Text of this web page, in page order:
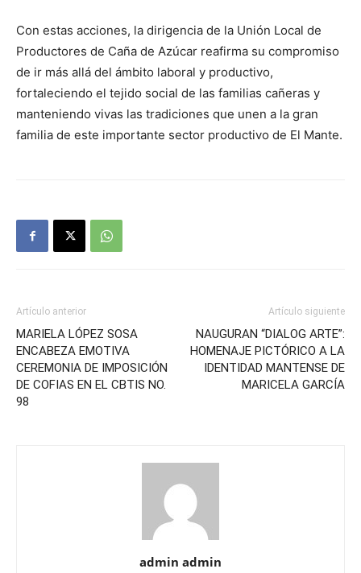
Con estas acciones, la dirigencia de la Unión Local de
Productores de Caña de Azúcar reafirma su compromiso
de ir más allá del ámbito laboral y productivo,
fortaleciendo el tejido social de las familias cañeras y
manteniendo vivas las tradiciones que unen a la gran
familia de este importante sector productivo de El Mante.
Artículo anterior
MARIELA LÓPEZ SOSA
ENCABEZA EMOTIVA
CEREMONIA DE IMPOSICIÓN
DE COFIAS EN EL CBTIS NO.
98
Artículo siguiente
NAUGURAN “DIALOG ARTE”:
HOMENAJE PICTÓRICO A LA
IDENTIDAD MANTENSE DE
MARICELA GARCÍA
admin admin